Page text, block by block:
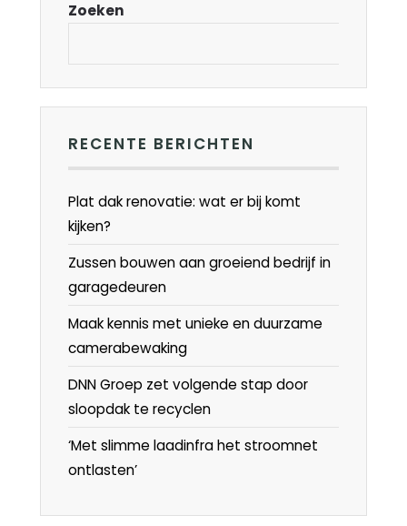
Zoeken
RECENTE BERICHTEN
Plat dak renovatie: wat er bij komt
kijken?
Zussen bouwen aan groeiend bedrijf in
garagedeuren
Maak kennis met unieke en duurzame
camerabewaking
DNN Groep zet volgende stap door
sloopdak te recyclen
‘Met slimme laadinfra het stroomnet
ontlasten’